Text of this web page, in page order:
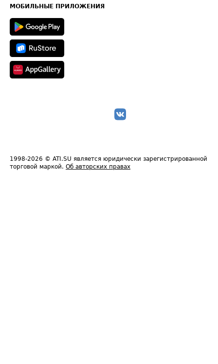
Техническая информация
МОБИЛЬНЫЕ ПРИЛОЖЕНИЯ
1998-2026 © ATI.SU является юридически зарегистрированной
торговой маркой. Об авторских правах